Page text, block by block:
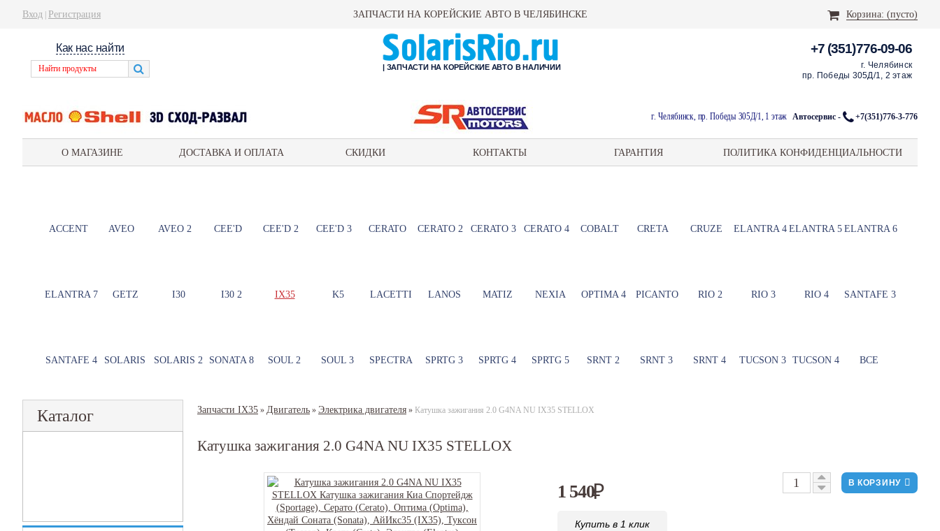
Вход Регистрация ЗАПЧАСТИ НА КОРЕЙСКИЕ АВТО В ЧЕЛЯБИНСКЕ Корзина: (пусто)
Как нас найти +7 (351)776-09-06
г. Челябинск
пр. Победы 305Д/1, 2 этаж
| ЗАПЧАСТИ НА КОРЕЙСКИЕ АВТО В НАЛИЧИИ
г. Челябинск, пр. Победы 305Д/1, 1 этаж Автосервис - +7(351)776-3-776
О МАГАЗИНЕ ДОСТАВКА И ОПЛАТА СКИДКИ КОНТАКТЫ ГАРАНТИЯ ПОЛИТИКА КОНФИДЕНЦИАЛЬНОСТИ
ACCENT AVEO AVEO 2 CEE'D CEE'D 2 CEE'D 3 CERATO CERATO 2 CERATO 3 CERATO 4 COBALT CRETA CRUZE ELANTRA 4ELANTRA 5ELANTRA 6
ELANTRA 7 GETZ I30 I30 2 IX35 K5 LACETTI LANOS MATIZ NEXIA OPTIMA 4 PICANTO RIO 2 RIO 3 RIO 4 SANTAFE 3
SANTAFE 4 SOLARIS SOLARIS 2 SONATA 8 SOUL 2 SOUL 3 SPECTRA SPRTG 3 SPRTG 4 SPRTG 5 SRNT 2 SRNT 3 SRNT 4 TUCSON 3 TUCSON 4 ВСЕ
Каталог Запчасти IX35 » Двигатель » Электрика двигателя » Катушка зажигания 2.0 G4NA NU IX35 STELLOX
Катушка зажигания 2.0 G4NA NU IX35 STELLOX
1 540₽
В КОРЗИНУ
Купить в 1 клик